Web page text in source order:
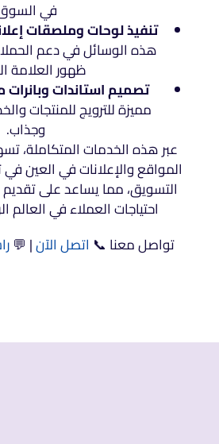
في
تنفيذ لوحات وملصقات
هذه الوسائل في دعم
ظهور العلامة
تصميم استاندات وبانرات
مميزة للترويج للمنتجات
وجذاب.
عبر هذه الخدمات المتكاملة،
المواقع والإعلانات في العين
التسويق، مما يساعد على
احتياجات العملاء في العالم
تواصل معنا 📞 اتصل الآن| 💬